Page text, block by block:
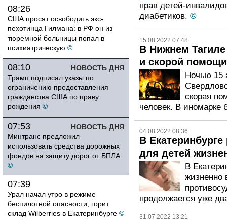
08:26
США просят освободить экс-
пехотинца Гилмана: в РФ он из
тюремной больницы попал в
психиатрическую ©
НОВОСТЬ ДНЯ
08:10
Трамп подписал указы по
ограничению предоставления
гражданства США по праву
рождения ©
НОВОСТЬ ДНЯ
07:53
Минтранс предложил
использовать средства дорожных
фондов на защиту дорог от БПЛА
©
07:39
Урал начал утро в режиме
беспилотной опасности, горит
склад Wilberries в Екатеринбурге ©
прав детей-
диабетиков. ©
15.08.2022 07:48
В Нижнем
и скорой
Ночью 15
скорая
человек. В иномарке
04.08.2022 08:36
В
для детей
В
жизненно
продолжается уже
31.07.2022 13:21